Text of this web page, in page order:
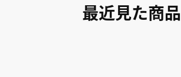
最近見た商品